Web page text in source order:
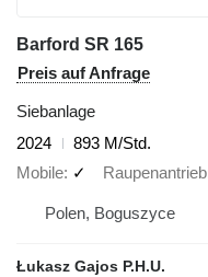
Barford SR 165
Preis auf Anfrage
Siebanlage
2024
893 M/Std.
Mobile ✓ Raupenantrieb
Polen, Boguszyce
Łukasz Gajos P.H.U.